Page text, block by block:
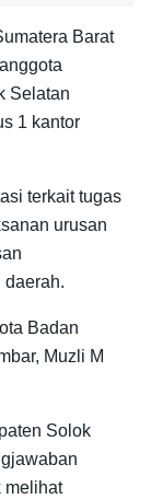
Barat
Selatan
1 kantor
terkait tugas
urusan
daerah.
Badan
Muzli M
Solok
melihat